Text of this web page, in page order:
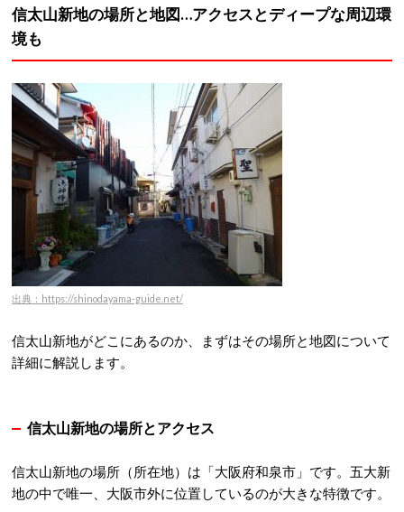
信太山新地の場所と地図…アクセスとディープな周辺環
境も
出典：https://shinodayama-guide.net/
信太山新地がどこにあるのか、まずはその場所と地図について
詳細に解説します。
信太山新地の場所とアクセス
信太山新地の場所（所在地）は「大阪府和泉市」です。五大新
地の中で唯一、大阪市外に位置しているのが大きな特徴です。